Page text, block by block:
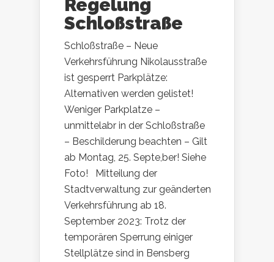
Regelung
Schloßstraße
Schloßstraße – Neue
Verkehrsführung Nikolausstraße
ist gesperrt Parkplätze:
Alternativen werden gelistet!
Weniger Parkplatze –
unmittelabr in der Schloßstraße
– Beschilderung beachten – Gilt
ab Montag, 25. Septe,ber! Siehe
Foto! Mitteilung der
Stadtverwaltung zur geänderten
Verkehrsführung ab 18.
September 2023: Trotz der
temporären Sperrung einiger
Stellplätze sind in Bensberg